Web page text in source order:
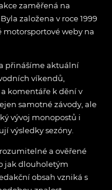
zaměřená na
založena v roce 1999
motorsportové weby na
přinášíme aktuální
víkendů,
komentáře k dění v
samotné závody, ale
vývoj monopostů i
výsledky sezóny.
a ověřené
jak dlouholetým
obsah vzniká s